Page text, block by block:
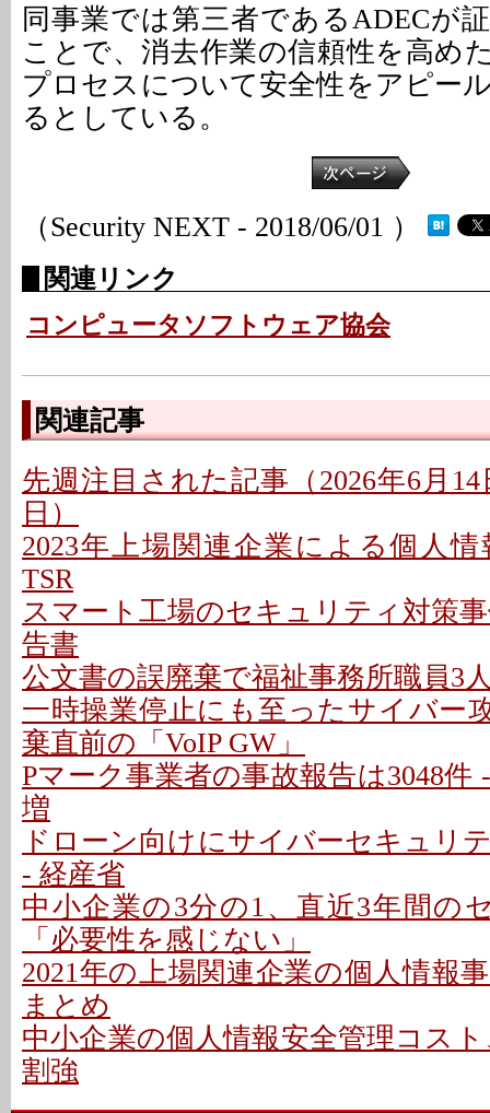
同事業では第三者であるADECが
ことで、消去作業の信頼性を高め
プロセスについて安全性をアピー
るとしている。
（Security NEXT - 2018/06/01 ）
関連リンク
コンピュータソフトウェア協会
関連記事
先週注目された記事（2026年6月14
日）
2023年上場関連企業による個人
TSR
スマート工場のセキュリティ対策
告書
公文書の誤廃棄で福祉事務所職員3
一時操業停止にも至ったサイバー
棄直前の「VoIP GW」
Pマーク事業者の事故報告は3048件
増
ドローン向けにサイバーセキュリ
- 経産省
中小企業の3分の1、直近3年間の
「必要性を感じない」
2021年の上場関連企業の個人情報
まとめ
中小企業の個人情報安全管理コス
割強